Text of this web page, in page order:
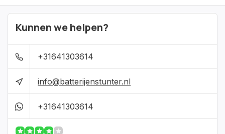
Kunnen we helpen?
+31641303614
info@batterijenstunter.nl
+31641303614